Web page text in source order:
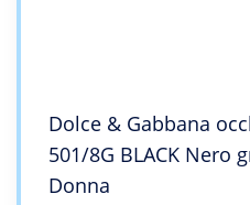
Dolce & Gabbana
501/8G BLACK Nero
Donna